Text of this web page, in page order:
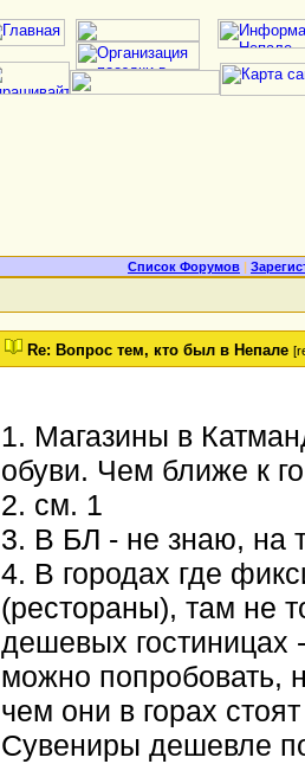
Список Форумов |
Re: Вопрос тем, кто был в Непале
1. Магазины в
обуви. Чем ближе к
2. см. 1
3. В БЛ - не знаю, на
4. В городах где
(рестораны), там не
дешевых гостиницах
можно попробовать,
чем они в горах
Сувениры дешевле